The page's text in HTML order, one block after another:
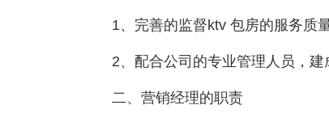
1、完善的监督ktv 包房的服务质
2、配合公司的专业管理人员，建
二、营销经理的职责